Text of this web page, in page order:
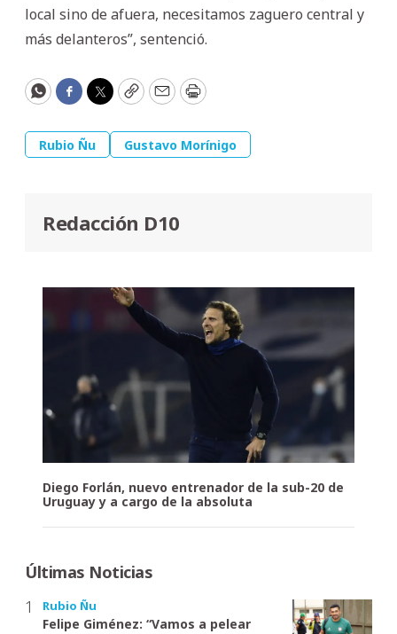
local sino de afuera, necesitamos zaguero central y
más delanteros”, sentenció.
WhatsApp
Facebook
Twitter
CopyEmailPrint
Rubio Ñu Gustavo Morínigo
Redacción D10
Diego Forlán, nuevo entrenador de la sub-20 de
Uruguay y a cargo de la absoluta
Últimas Noticias
Rubio Ñu
Felipe Giménez: “Vamos a pelear